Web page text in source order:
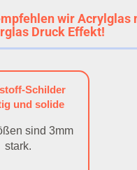
wir Acrylglas
Druck Effekt!
Schilder
und solide
sind 3mm
stark.